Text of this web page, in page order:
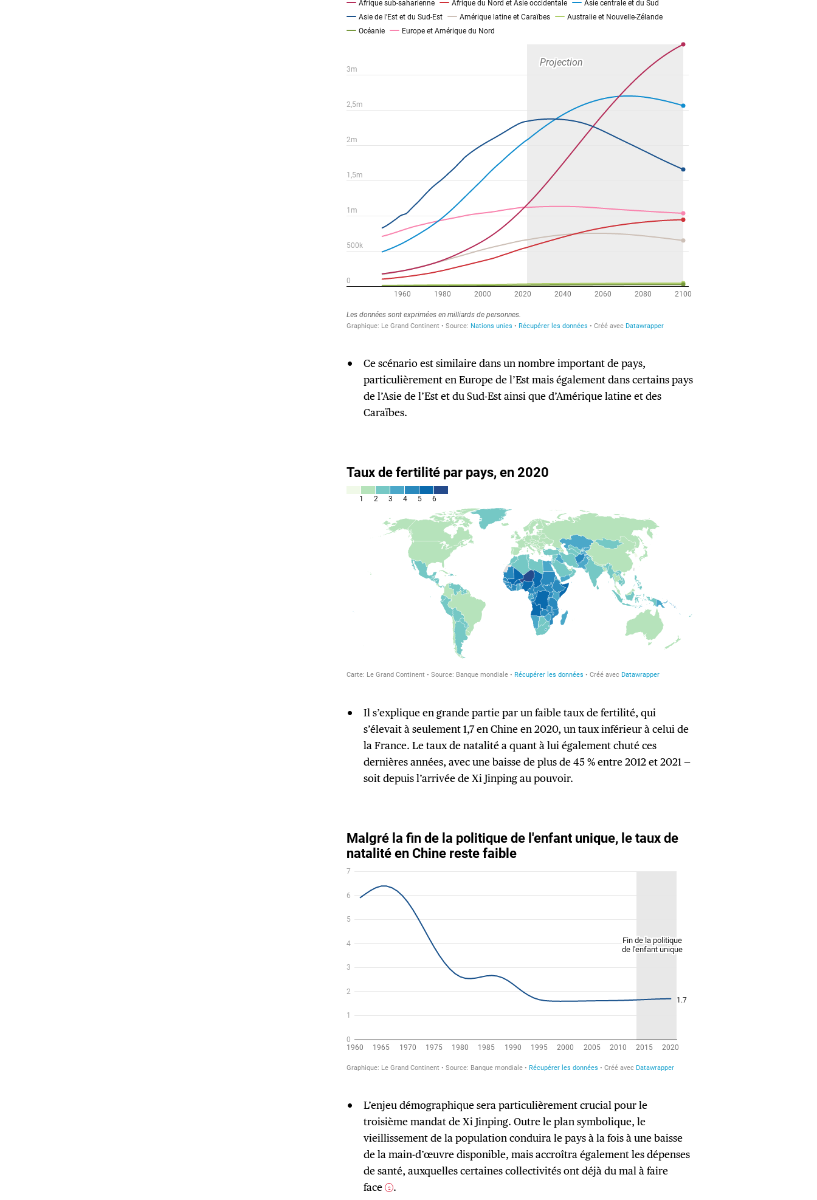
Ce scénario est similaire dans un nombre important de pays,
particulièrement en Europe de l’Est mais également dans certains pays
de l’Asie de l’Est et du Sud-Est ainsi que d’Amérique latine et des
Caraïbes.
Il s’explique en grande partie par un faible taux de fertilité, qui
s’élevait à seulement 1,7 en Chine en 2020, un taux inférieur à celui de
la France. Le taux de natalité a quant à lui également chuté ces
dernières années, avec une baisse de plus de 45 % entre 2012 et 2021 —
soit depuis l’arrivée de Xi Jinping au pouvoir.
L’enjeu démographique sera particulièrement crucial pour le
troisième mandat de Xi Jinping. Outre le plan symbolique, le
vieillissement de la population conduira le pays à la fois à une baisse
de la main-d’œuvre disponible, mais accroîtra également les dépenses
de santé, auxquelles certaines collectivités ont déjà du mal à faire
face 2 .